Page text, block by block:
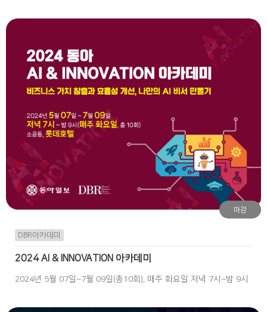
마감
DBR아카데미
2024 AI & INNOVATION 아카데미
2024년 5월 07일~7월 09일(총10회), 매주 화요일 저녁 7시~밤 9시